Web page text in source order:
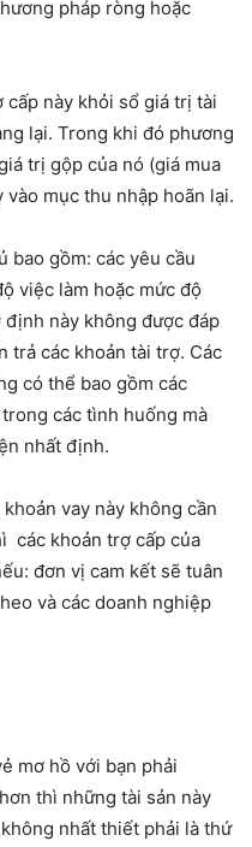
pháp ròng hoặc
này khỏi sổ giá trị tài
lại. Trong khi đó phương
trị gộp của nó (giá mua
mục thu nhập hoãn lại.
bao gồm: các yêu cầu
việc làm hoặc mức độ
này không được đáp
trả các khoản tài trợ. Các
có thể bao gồm các
các tình huống mà
nhất định.
vay này không cần
các khoản trợ cấp của
đơn vị cam kết sẽ tuân
và các doanh nghiệp
mơ hồ với bạn phải
thì những tài sản này
nhất thiết phải là thứ